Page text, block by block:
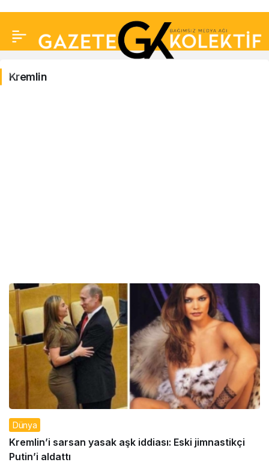
Kremlin
Kremlin
Dünya
Kremlin’i sarsan yasak aşk iddiası: Eski jimnastikçi
Putin’i aldattı